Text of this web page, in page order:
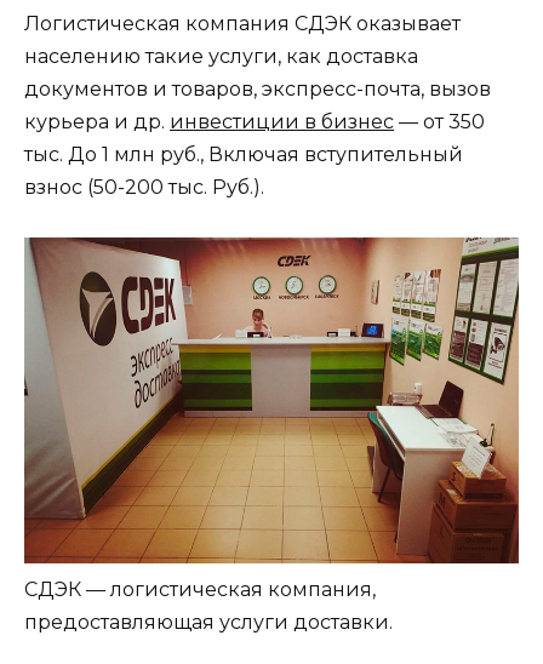
Логистическая компания СДЭК оказывает
населению такие услуги, как доставка
документов и товаров, экспресс-почта, вызов
курьера и др. инвестиции в бизнес — от 350
тыс. До 1 млн руб., Включая вступительный
взнос (50-200 тыс. Руб.).
СДЭК — логистическая компания,
предоставляющая услуги доставки.